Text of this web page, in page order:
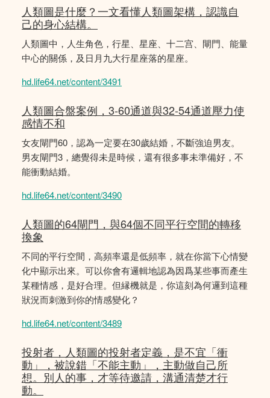
人類圖是什麼？一文看懂人類圖架構，認識自
己的身心結構。
人類圖中，人生角色，行星、星座、十二宫、閘門、能量
中心的關係，及日月九大行星座落的星座。
hd.life64.net/content/3491
人類圖合盤案例，3-60通道與32-54通道壓力使
感情不和
女友閘門60，認為一定要在30歲結婚，不斷強迫男友。
男友閘門3，總覺得未是時候，還有很多事未準備好，不
能衝動結婚。
hd.life64.net/content/3490
人類圖的64閘門，與64個不同平行空間的轉移
換象
不同的平行空間，高頻率還是低頻率，就在你當下心情變
化中顯示出來。可以你會有邏輯地認為因爲某些事而產生
某種情感，是好合理。但縁機就是，你這刻為何邏到這種
狀況而刺激到你的情感變化？
hd.life64.net/content/3489
投射者，人類圖的投射者定義，是不宜「衝
動」，被說錯「不能主動」，主動做自己所
想。別人的事，才等待邀請，溝通清楚才行
動。